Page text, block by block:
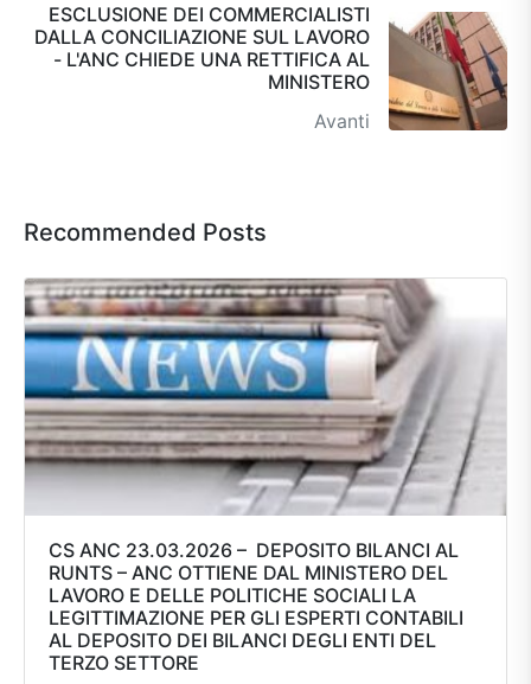
ESCLUSIONE DEI COMMERCIALISTI
DALLA CONCILIAZIONE SUL LAVORO
- L'ANC CHIEDE UNA RETTIFICA AL
MINISTERO
Avanti
Recommended Posts
CS ANC 23.03.2026 – DEPOSITO BILANCI AL
RUNTS – ANC OTTIENE DAL MINISTERO DEL
LAVORO E DELLE POLITICHE SOCIALI LA
LEGITTIMAZIONE PER GLI ESPERTI CONTABILI
AL DEPOSITO DEI BILANCI DEGLI ENTI DEL
TERZO SETTORE